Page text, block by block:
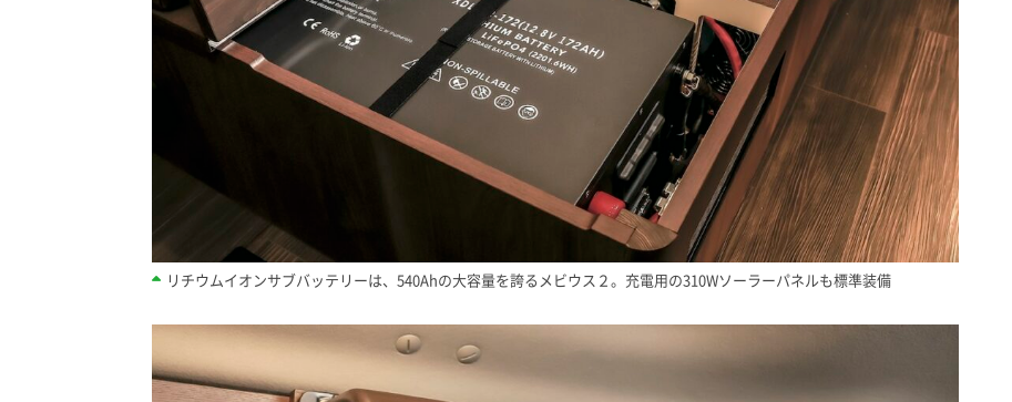
リチウムイオンサブバッテリーは、540Ahの大容量を誇るメビウス２。充電用の310Wソーラーパネルも標準装備